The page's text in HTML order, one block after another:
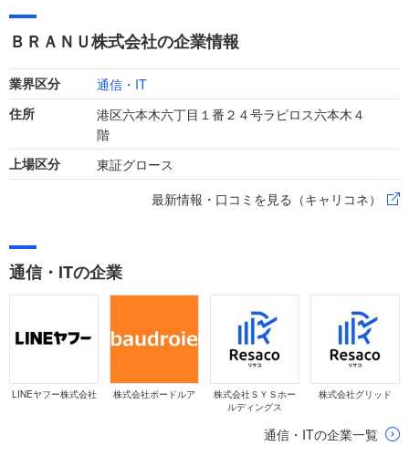
ＢＲＡＮＵ株式会社の企業情報
業界区分 通信・IT
住所
港区六本木六丁目１番２４号ラピロス六本木４
階
上場区分
東証グロース
最新情報・口コミを見る（キャリコネ）
通信・ITの企業
LINEヤフー株式会社 株式会社ボードルア
株式会社ＳＹＳホー
ルディングス
株式会社グリッド
通信・ITの企業一覧